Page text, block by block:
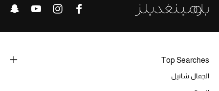
الحقائب
الموسم الجديد
Top Searches
الجمال شانيل